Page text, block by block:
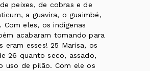
peixes, de cobras e de
a guavira, o guaimbé,
eles, os indígenas
acabaram tomando para
eram esses! 25 Marisa, os
26 quanto seco, assado,
uso de pilão. Com ele os